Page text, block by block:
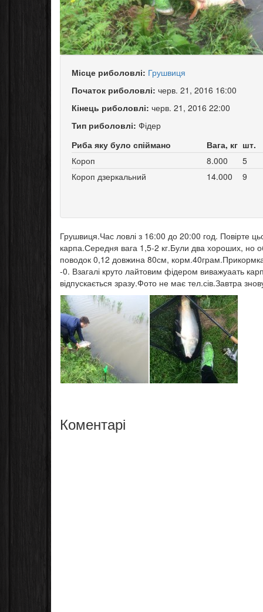
Місце риболовлі: Грушвиця
Початок риболовлі: черв. 21, 2016 16:00
Кінець риболовлі: черв. 21, 2016 22:00
Тип риболовлі: Фідер
Риба яку було спіймано
Вага, кг шт.
Короп
8.000
5
Короп дзеркальний
14.000 9
Грушвиця.Час ловлі з 16:00 до 20:00 год. Повірте
карпа.Середня вага 1,5-2 кг.Були два хороших, но
поводок 0,12 довжина 80см,
-0. Взагалі круто лайтовим фідером виважуаать
відпускається зразу.Фото не має тел.сів.Завтра
Коментарі